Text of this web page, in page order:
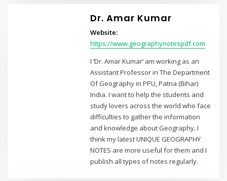
Dr. Amar Kumar
Website:
https://www.geographynotespdf.com
I ‘Dr. Amar Kumar’ am working as an
Assistant Professor in The Department
Of Geography in PPU, Patna (Bihar)
India. I want to help the students and
study lovers across the world who face
difficulties to gather the information
and knowledge about Geography. I
think my latest UNIQUE GEOGRAPHY
NOTES are more useful for them and I
publish all types of notes regularly.